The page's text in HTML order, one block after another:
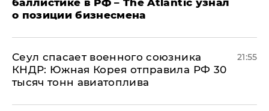
баллистике в РФ – The Atlantic узнал
о позиции бизнесмена
​Сеул спасает военного союзника
КНДР: Южная Корея отправила РФ 30
тысяч тонн авиатоплива
21:55